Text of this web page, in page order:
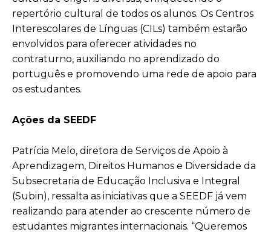
repertório cultural de todos os alunos. Os Centros
Interescolares de Línguas (CILs) também estarão
envolvidos para oferecer atividades no
contraturno, auxiliando no aprendizado do
português e promovendo uma rede de apoio para
os estudantes.
Ações da SEEDF
Patrícia Melo, diretora de Serviços de Apoio à
Aprendizagem, Direitos Humanos e Diversidade da
Subsecretaria de Educação Inclusiva e Integral
(Subin), ressalta as iniciativas que a SEEDF já vem
realizando para atender ao crescente número de
estudantes migrantes internacionais. “Queremos